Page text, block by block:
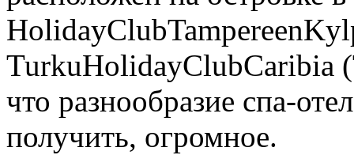
TurkuHolidayClubCaribia
что разнообразие спа-
получить, огромное.